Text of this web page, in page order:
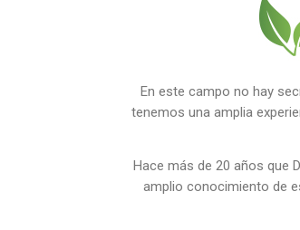
En este campo no hay
tenemos una amplia
Hace más de 20 años que
amplio conocimiento de